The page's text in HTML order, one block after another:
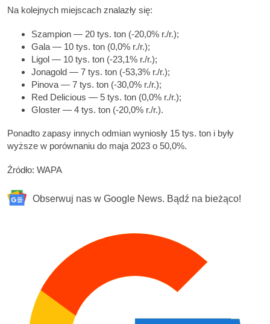
Na kolejnych miejscach znalazły się:
Szampion — 20 tys. ton (-20,0% r./r.);
Gala — 10 tys. ton (0,0% r./r.);
Ligol — 10 tys. ton (-23,1% r./r.);
Jonagold — 7 tys. ton (-53,3% r./r.);
Pinova — 7 tys. ton (-30,0% r./r.);
Red Delicious — 5 tys. ton (0,0% r./r.);
Gloster — 4 tys. ton (-20,0% r./r.).
Ponadto zapasy innych odmian wyniosły 15 tys. ton i były
wyższe w porównaniu do maja 2023 o 50,0%.
Źródło: WAPA
Obserwuj nas w Google News. Bądź na bieżąco!